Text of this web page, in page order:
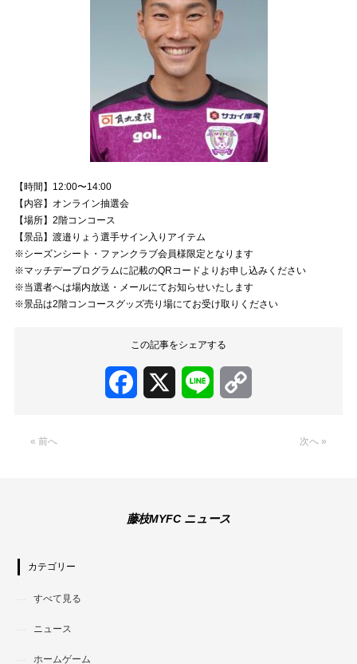
【時間】12:00〜14:00
【内容】オンライン抽選会
【場所】2階コンコース
【景品】渡邉りょう選手サイン入りアイテム
※シーズンシート・ファンクラブ会員様限定となります
※マッチデープログラムに記載のQRコードよりお申し込みください
※当選者へは場内放送・メールにてお知らせいたします
※景品は2階コンコースグッズ売り場にてお受け取りください
この記事をシェアする
Facebook Line
« 前へ 次へ »
藤枝MYFC ニュース
カテゴリー
すべて見る
ニュース
ホームゲーム